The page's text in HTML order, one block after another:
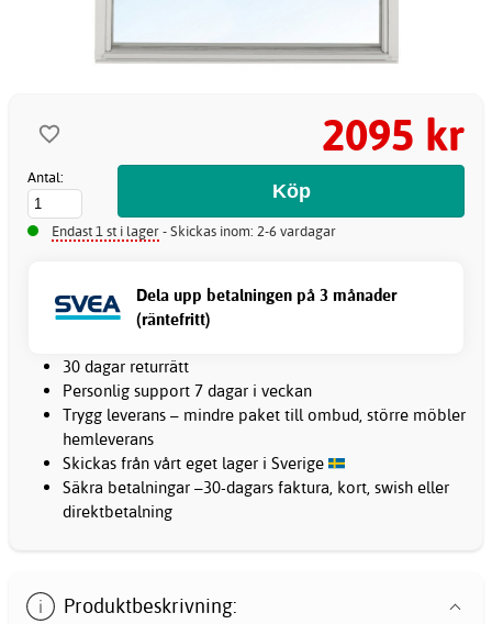
2095 kr
Antal:
Endast 1 st i lager- Skickas inom: 2-6 vardagar
Dela upp betalningen på 3 månader
(räntefritt)
30 dagar returrätt
Personlig support 7 dagar i veckan
Trygg leverans – mindre paket till ombud, större möbler
hemleverans
Skickas från vårt eget lager i Sverige
Säkra betalningar –30-dagars faktura, kort, swish eller
direktbetalning
Produktbeskrivning: